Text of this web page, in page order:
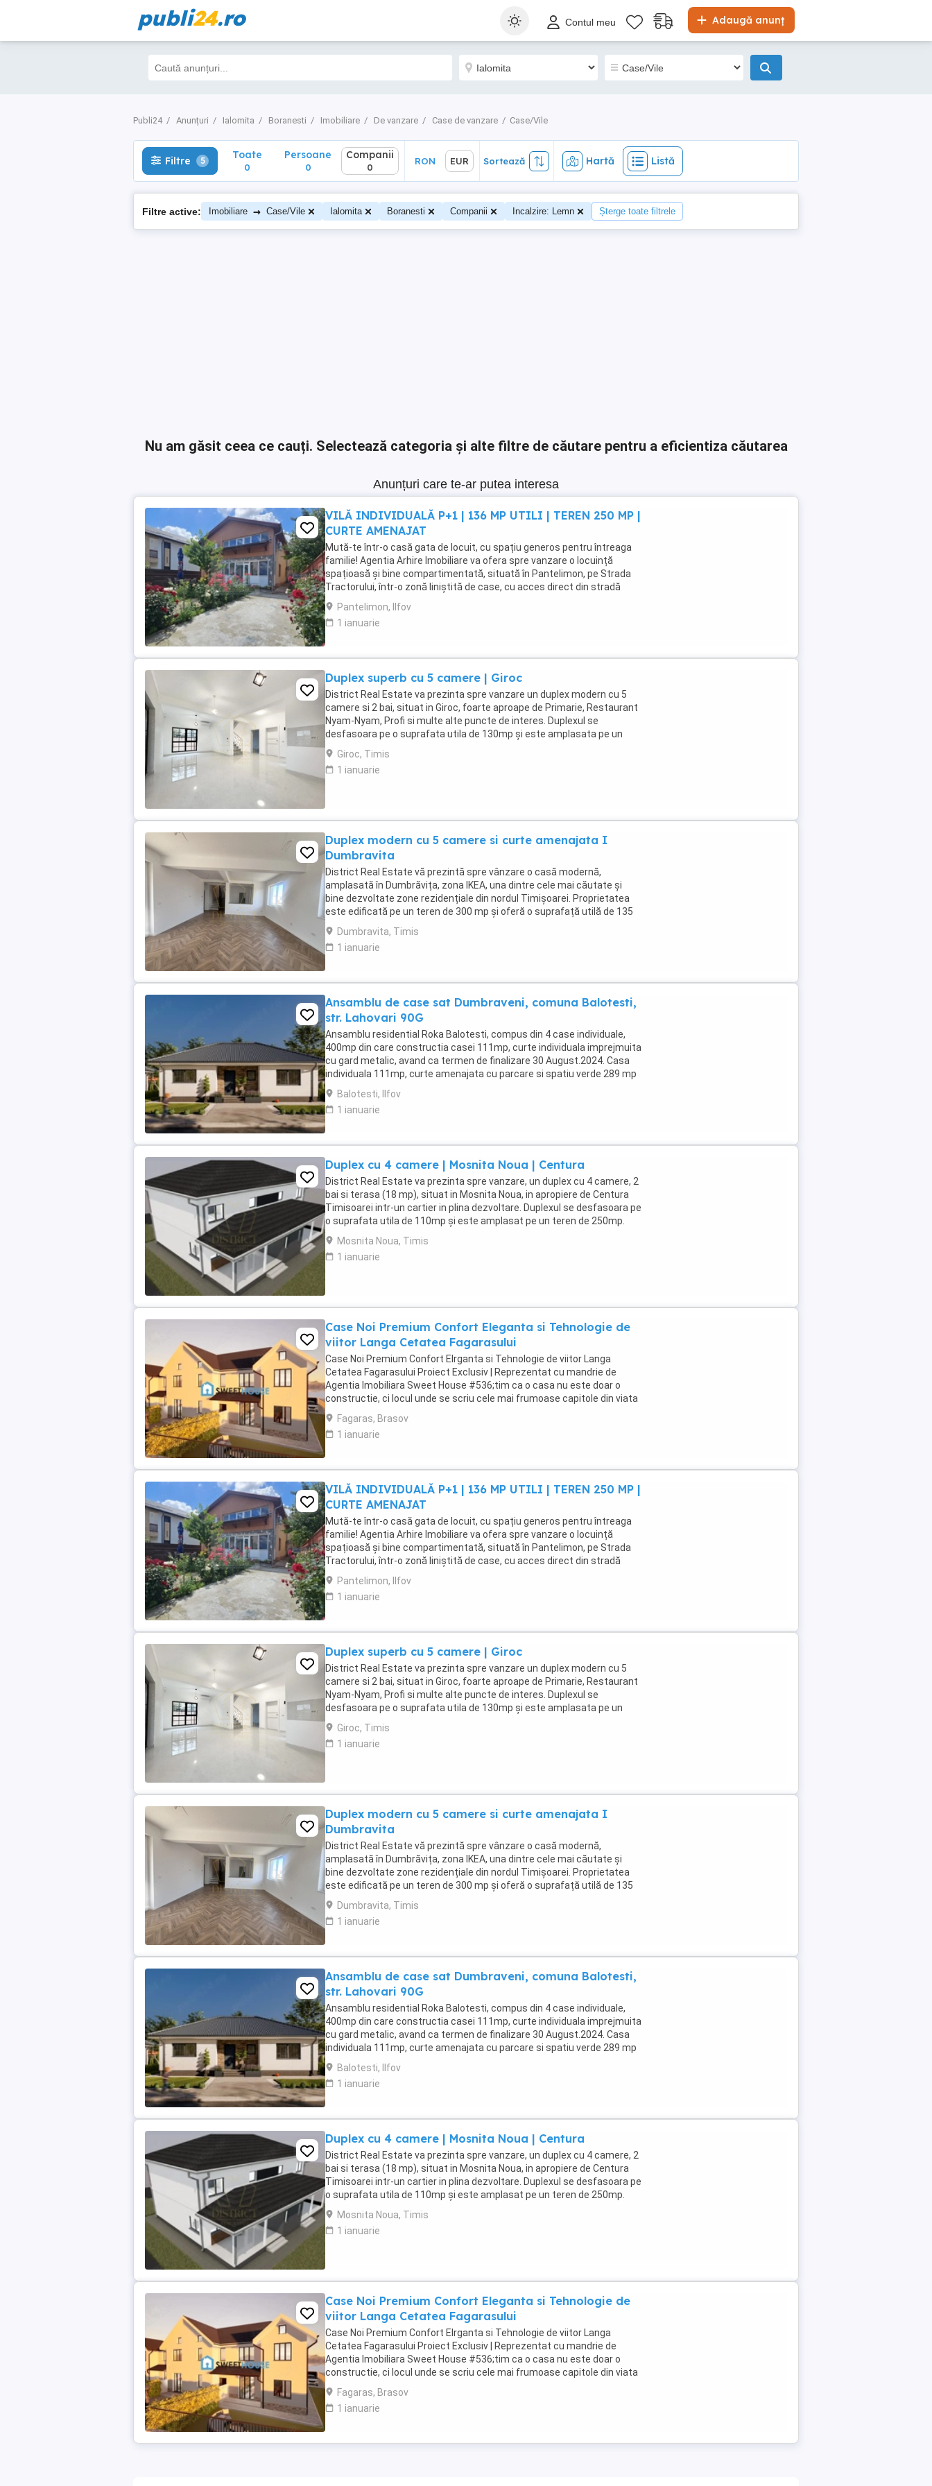
publi24.ro Adaugă anunț
Contul meu
Publi24 Anunțuri Ialomita Boranesti Imobiliare De vanzare Case de vanzare Case/Vile
Filtre 5 Toate
0
Sortează Hartă Listă
Filtre 5 Toate
0
Persoane
0
Companii
0
RON EUR Sortează Hartă Listă
Filtre active: Imobiliare → Case/Vile Ialomita Boranesti Companii Incalzire: Lemn Șterge toate filtrele
Nu am găsit ceea ce cauți. Selectează categoria și alte filtre de căutare pentru a eficientiza căutarea
Anunțuri care te-ar putea interesa
VILĂ INDIVIDUALĂ P+1 | 136 MP UTILI | TEREN 250 MP |
CURTE AMENAJAT
Mută-te într-o casă gata de locuit, cu spațiu generos pentru întreaga
familie! Agentia Arhire Imobiliare va ofera spre vanzare o locuință
spațioasă și bine compartimentată, situată în Pantelimon, pe Strada
Tractorului, într-o zonă liniștită de case, cu acces direct din stradă
asfaltată și toate facilitățile ...
Pantelimon, Ilfov
1 ianuarie
Duplex superb cu 5 camere | Giroc
District Real Estate va prezinta spre vanzare un duplex modern cu 5
camere si 2 bai, situat in Giroc, foarte aproape de Primarie, Restaurant
Nyam-Nyam, Profi si multe alte puncte de interes. Duplexul se
desfasoara pe o suprafata utila de 130mp și este amplasata pe un
teren de 250mp. Compartimentarea ...
Giroc, Timis
1 ianuarie
Duplex modern cu 5 camere si curte amenajata I
Dumbravita
District Real Estate vă prezintă spre vânzare o casă modernă,
amplasată în Dumbrăvița, zona IKEA, una dintre cele mai căutate și
bine dezvoltate zone rezidențiale din nordul Timișoarei. Proprietatea
este edificată pe un teren de 300 mp și oferă o suprafață utilă de 135
mp, cu o compartimentare inteligentă ...
Dumbravita, Timis
1 ianuarie
Ansamblu de case sat Dumbraveni, comuna Balotesti,
str. Lahovari 90G
Ansamblu residential Roka Balotesti, compus din 4 case individuale,
400mp din care constructia casei 111mp, curte individuala imprejmuita
cu gard metalic, avand ca termen de finalizare 30 August.2024. Casa
individuala 111mp, curte amenajata cu parcare si spatiu verde 289 mp
ce se compune din : 4 camere, ...
Balotesti, Ilfov
1 ianuarie
Duplex cu 4 camere | Mosnita Noua | Centura
District Real Estate va prezinta spre vanzare, un duplex cu 4 camere, 2
bai si terasa (18 mp), situat in Mosnita Noua, in apropiere de Centura
Timisoarei intr-un cartier in plina dezvoltare. Duplexul se desfasoara pe
o suprafata utila de 110mp și este amplasat pe un teren de 250mp.
Compartimentarea ...
Mosnita Noua, Timis
1 ianuarie
Case Noi Premium Confort Eleganta si Tehnologie de
viitor Langa Cetatea Fagarasului
Case Noi Premium Confort Elrganta si Tehnologie de viitor Langa
Cetatea Fagarasului Proiect Exclusiv | Reprezentat cu mandrie de
Agentia Imobiliara Sweet House #536;tim ca o casa nu este doar o
constructie, ci locul unde se scriu cele mai frumoase capitole din viata
familiei dumneavoastra. De aceea, ...
Fagaras, Brasov
1 ianuarie
VILĂ INDIVIDUALĂ P+1 | 136 MP UTILI | TEREN 250 MP |
CURTE AMENAJAT
Mută-te într-o casă gata de locuit, cu spațiu generos pentru întreaga
familie! Agentia Arhire Imobiliare va ofera spre vanzare o locuință
spațioasă și bine compartimentată, situată în Pantelimon, pe Strada
Tractorului, într-o zonă liniștită de case, cu acces direct din stradă
asfaltată și toate facilitățile ...
Pantelimon, Ilfov
1 ianuarie
Duplex superb cu 5 camere | Giroc
District Real Estate va prezinta spre vanzare un duplex modern cu 5
camere si 2 bai, situat in Giroc, foarte aproape de Primarie, Restaurant
Nyam-Nyam, Profi si multe alte puncte de interes. Duplexul se
desfasoara pe o suprafata utila de 130mp și este amplasata pe un
teren de 250mp. Compartimentarea ...
Giroc, Timis
1 ianuarie
Duplex modern cu 5 camere si curte amenajata I
Dumbravita
District Real Estate vă prezintă spre vânzare o casă modernă,
amplasată în Dumbrăvița, zona IKEA, una dintre cele mai căutate și
bine dezvoltate zone rezidențiale din nordul Timișoarei. Proprietatea
este edificată pe un teren de 300 mp și oferă o suprafață utilă de 135
mp, cu o compartimentare inteligentă ...
Dumbravita, Timis
1 ianuarie
Ansamblu de case sat Dumbraveni, comuna Balotesti,
str. Lahovari 90G
Ansamblu residential Roka Balotesti, compus din 4 case individuale,
400mp din care constructia casei 111mp, curte individuala imprejmuita
cu gard metalic, avand ca termen de finalizare 30 August.2024. Casa
individuala 111mp, curte amenajata cu parcare si spatiu verde 289 mp
ce se compune din : 4 camere, ...
Balotesti, Ilfov
1 ianuarie
Duplex cu 4 camere | Mosnita Noua | Centura
District Real Estate va prezinta spre vanzare, un duplex cu 4 camere, 2
bai si terasa (18 mp), situat in Mosnita Noua, in apropiere de Centura
Timisoarei intr-un cartier in plina dezvoltare. Duplexul se desfasoara pe
o suprafata utila de 110mp și este amplasat pe un teren de 250mp.
Compartimentarea ...
Mosnita Noua, Timis
1 ianuarie
Case Noi Premium Confort Eleganta si Tehnologie de
viitor Langa Cetatea Fagarasului
Case Noi Premium Confort Elrganta si Tehnologie de viitor Langa
Cetatea Fagarasului Proiect Exclusiv | Reprezentat cu mandrie de
Agentia Imobiliara Sweet House #536;tim ca o casa nu este doar o
constructie, ci locul unde se scriu cele mai frumoase capitole din viata
familiei dumneavoastra. De aceea, ...
Fagaras, Brasov
1 ianuarie